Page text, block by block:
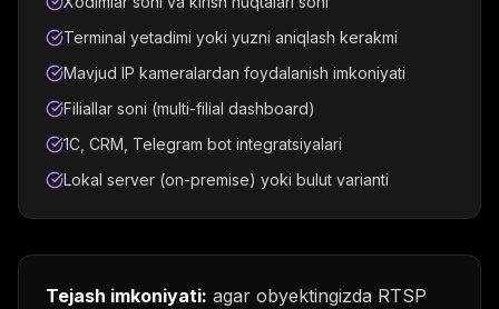
Terminal yetadimi yoki yuzni aniqlash kerakmi
Mavjud IP kameralardan foydalanish imkoniyati
Filiallar soni (multi-filial dashboard)
1C, CRM, Telegram bot integratsiyalari
Lokal server (on-premise) yoki bulut varianti
Tejash imkoniyati: agar obyektingizda RTSP